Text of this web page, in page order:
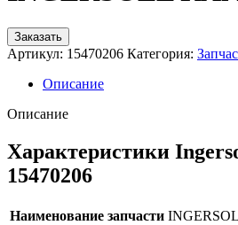
Заказать
Артикул: 15470206 Категория:
Описание
Описание
Характеристики
15470206
Наименование запчасти